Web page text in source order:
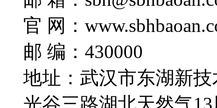
官 网：
邮 编：430000
地址：武汉市东湖新
光谷三路湖北天然气13